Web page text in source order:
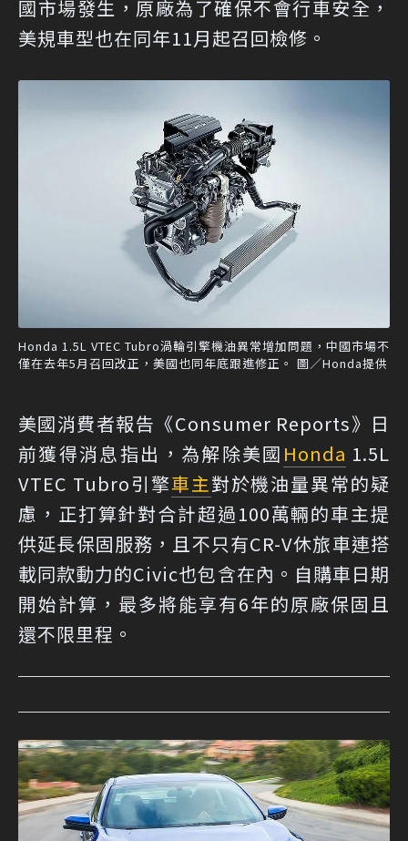
國市場發生，原廠為了確保不會行車安全，
美規車型也在同年11月起召回檢修。
Honda 1.5L VTEC Tubro渦輪引擎機油異常增加問題，中國市場不
僅在去年5月召回改正，美國也同年底跟進修正。 圖／Honda提供
美國消費者報告《Consumer Reports》日
前獲得消息指出，為解除美國 Honda 1.5L
VTEC Tubro引擎車主對於機油量異常的疑
慮，正打算針對合計超過100萬輛的車主提
供延長保固服務，且不只有CR-V休旅車連搭
載同款動力的Civic也包含在內。自購車日期
開始計算，最多將能享有6年的原廠保固且
還不限里程。